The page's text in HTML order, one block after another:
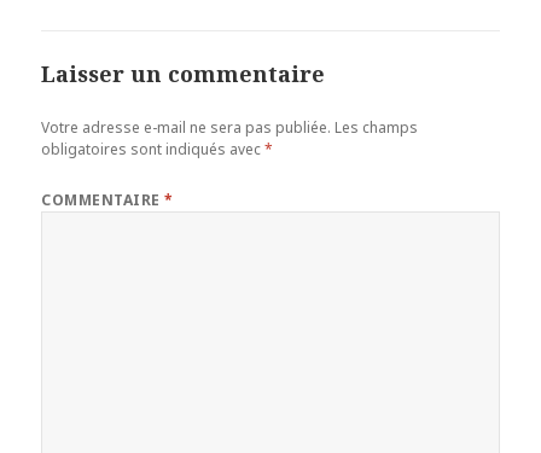
Laisser un commentaire
Votre adresse e-mail ne sera pas publiée. Les champs
obligatoires sont indiqués avec*
COMMENTAIRE*